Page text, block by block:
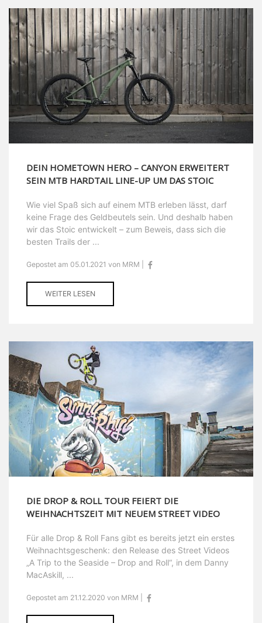
DEIN HOMETOWN HERO – CANYON ERWEITERT
SEIN MTB HARDTAIL LINE-UP UM DAS STOIC
Wie viel Spaß sich auf einem MTB erleben lässt, darf
keine Frage des Geldbeutels sein. Und deshalb haben
wir das Stoic entwickelt – zum Beweis, dass sich die
besten Trails der ...
Gepostet am 05.01.2021 von MRM |
WEITER LESEN
DIE DROP & ROLL TOUR FEIERT DIE
WEIHNACHTSZEIT MIT NEUEM STREET VIDEO
Für alle Drop & Roll Fans gibt es bereits jetzt ein erstes
Weihnachtsgeschenk: den Release des Street Videos
„A Trip to the Seaside – Drop and Roll“, in dem Danny
MacAskill, ...
Gepostet am 21.12.2020 von MRM |